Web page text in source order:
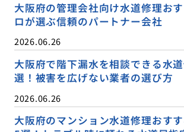
大阪府の管理会社向け水道修理お
ロが選ぶ信頼のパートナー会社
2026.06.26
大阪府で階下漏水を相談できる水
選！被害を広げない業者の選び方
2026.06.26
大阪府のマンション水道修理おす